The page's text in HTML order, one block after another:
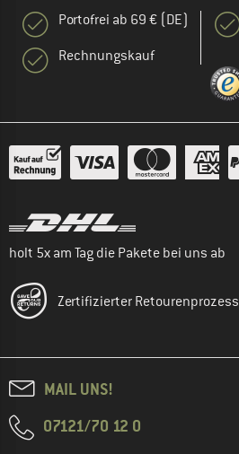
Portofrei ab 69 € (DE)
Rechnungskauf
holt 5x am Tag die Pakete bei uns ab
Zertifizierter Retourenprozess
MAIL UNS!
07121/70 12 0